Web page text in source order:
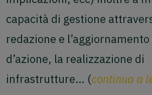
capacità di gestione
redazione e
d’azione, la realizzazione di
infrastrutture… (continua a